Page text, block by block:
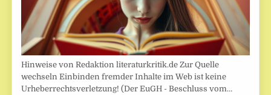
Hinweise von Redaktion literaturkritik.de Zur Quelle
wechseln Einbinden fremder Inhalte im Web ist keine
Urheberrechtsverletzung! (Der EuGH - Beschluss vom…